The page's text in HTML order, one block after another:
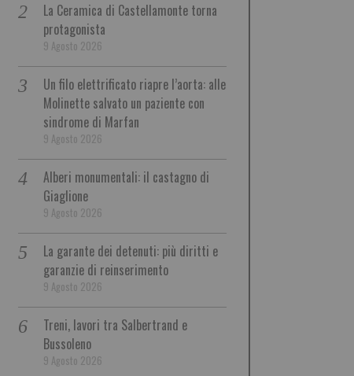
La Ceramica di Castellamonte torna
protagonista
9 Agosto 2026
Un filo elettrificato riapre l’aorta: alle
Molinette salvato un paziente con
sindrome di Marfan
9 Agosto 2026
Alberi monumentali: il castagno di
Giaglione
9 Agosto 2026
La garante dei detenuti: più diritti e
garanzie di reinserimento
9 Agosto 2026
Treni, lavori tra Salbertrand e
Bussoleno
9 Agosto 2026